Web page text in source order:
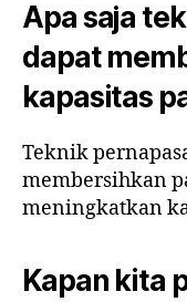
Apa saja
dapat
kapasitas
Teknik
membersihkan
meningkatkan
Kapan kita